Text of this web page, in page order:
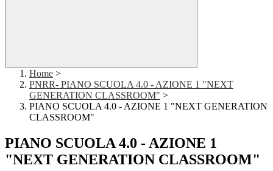
Home >
PNRR- PIANO SCUOLA 4.0 - AZIONE 1 "NEXT
GENERATION CLASSROOM" >
PIANO SCUOLA 4.0 - AZIONE 1 "NEXT GENERATION
CLASSROOM"
PIANO SCUOLA 4.0 - AZIONE 1
"NEXT GENERATION CLASSROOM"